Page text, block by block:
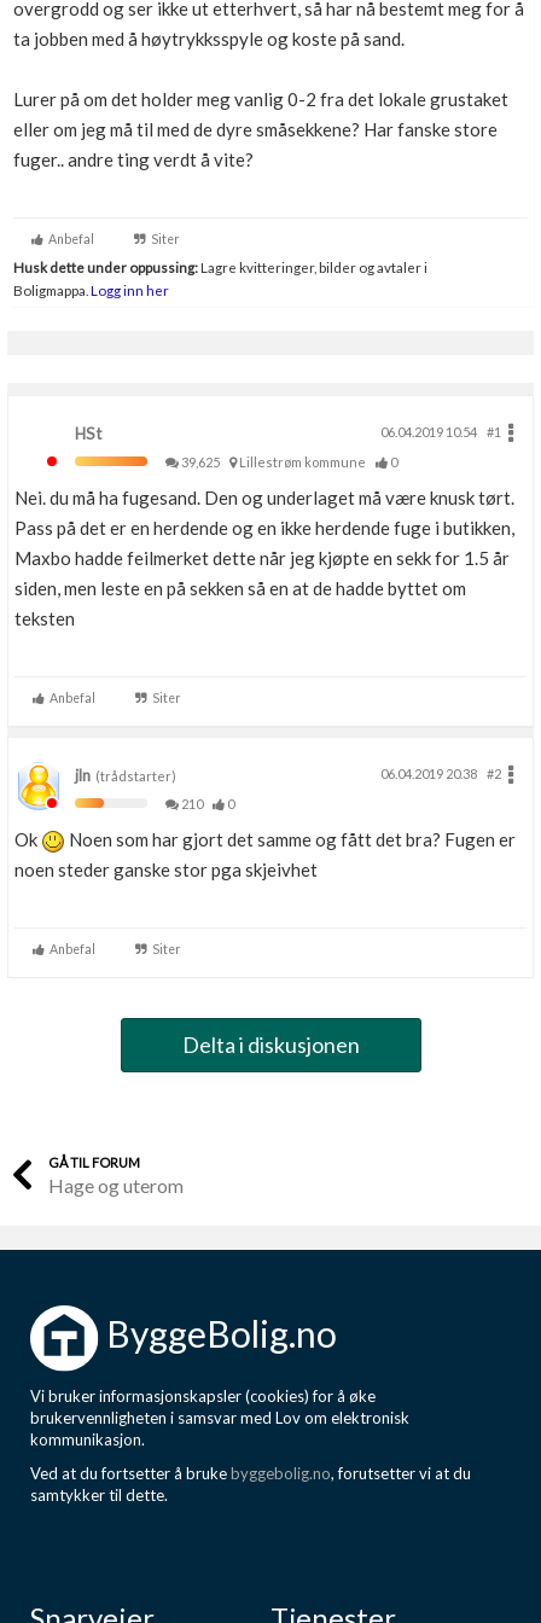
Boligmappa+
Få mer ut av Boligmappa
overgrodd og ser ikke ut etterhvert, så har nå bestemt meg for å
ta jobben med å høytrykksspyle og koste på sand.
Lurer på om det holder meg vanlig 0-2 fra det lokale grustaket
eller om jeg må til med de dyre småsekkene? Har fanske store
fuger.. andre ting verdt å vite?
Anbefal Siter
Husk dette under oppussing:Lagre kvitteringer, bilder og avtaler i
Boligmappa. Logg inn her
HSt 06.04.2019 10.54
#1
39,625
Lillestrøm kommune 0
Nei. du må ha fugesand. Den og underlaget må være knusk tørt.
Pass på det er en herdende og en ikke herdende fuge i butikken,
Maxbo hadde feilmerket dette når jeg kjøpte en sekk for 1.5 år
siden, men leste en på sekken så en at de hadde byttet om
teksten
Anbefal Siter
jln (trådstarter) 06.04.2019 20.38
#2
210
0
Ok
Noen som har gjort det samme og fått det bra? Fugen er
noen steder ganske stor pga skjeivhet
Anbefal Siter
Delta i diskusjonen
GÅ TIL FORUM
Hage og uterom
ByggeBolig.no
Vi bruker informasjonskapsler (cookies) for å øke
brukervennligheten i samsvar med Lov om elektronisk
kommunikasjon.
Ved at du fortsetter å brukebyggebolig.no, forutsetter vi at du
samtykker til dette.